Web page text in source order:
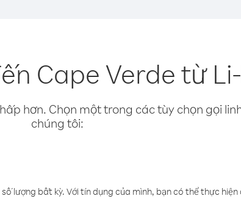
Cape Verde từ
hơn. Chọn một trong các tùy chọn gọi
chúng tôi:
lượng bất kỳ. Với tín dụng của mình, bạn có thể thực hiện